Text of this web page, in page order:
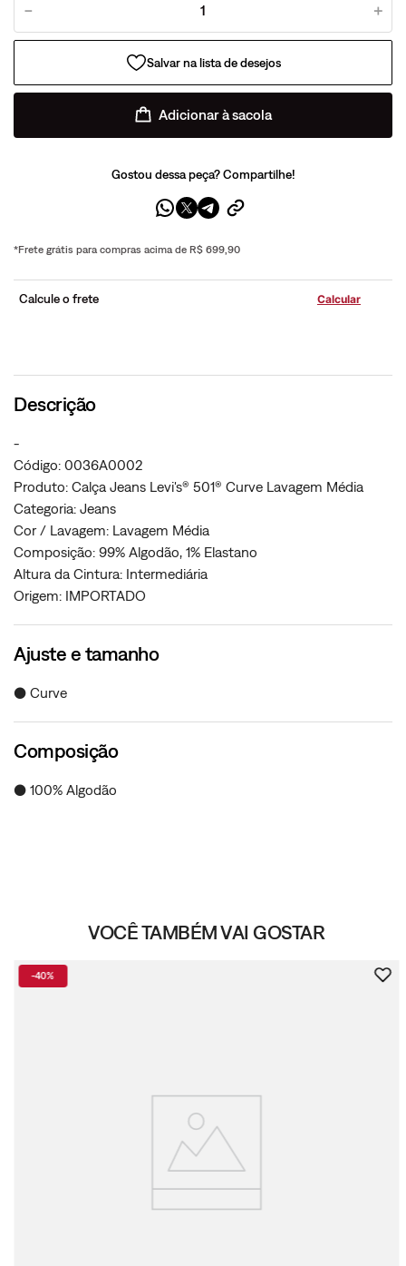
＋
－
Adicionar à sacola
Gostou dessa peça? Compartilhe!
*Frete grátis para compras acima de R$ 699,90
Calcule o frete
Descrição
-
Código: 0036A0002
Produto: Calça Jeans Levi's® 501® Curve Lavagem Média
Categoria: Jeans
Cor / Lavagem: Lavagem Média
Composição: 99% Algodão, 1% Elastano
Altura da Cintura: Intermediária
Origem: IMPORTADO
Ajuste e tamanho
● Curve
Composição
● 100% Algodão
VOCÊ TAMBÉM VAI GOSTAR
-40%